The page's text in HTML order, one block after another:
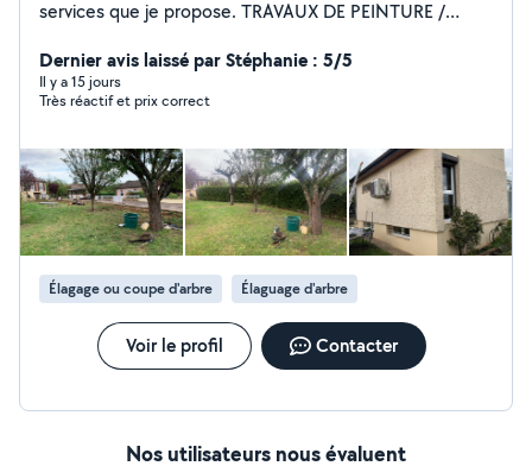
services que je propose. TRAVAUX DE PEINTURE /
de Façades et peinture Peinture boiserie Peinture
ferronnerie ENTRETIEN ESPACE VERTS élagage
abattage taille de haies Débroussaillage Tonte de
contacter pour tous renseignements et demande de
devis.
Dernier avis laissé par Stéphanie : 5/5
Il y a 15 jours
Très réactif et prix correct
Élagage ou coupe d'arbre Élaguage d'arbre
Voir le profil Contacter
Nos utilisateurs nous évaluent